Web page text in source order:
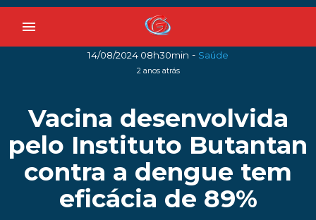
menu
14/08/2024 08h30min - Saúde
2 anos atrás
Vacina desenvolvida
pelo Instituto Butantan
contra a dengue tem
eficácia de 89%